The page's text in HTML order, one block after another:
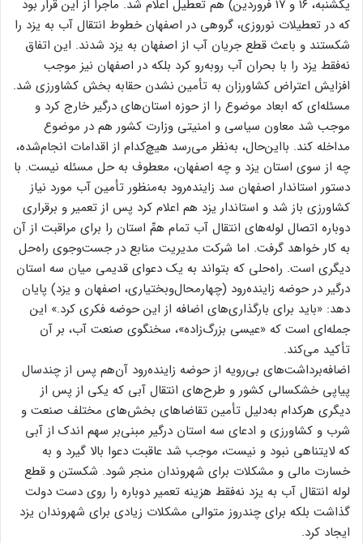
یکشنبه، ۱۶ و ۱۷ فروردین) هم تعطیل اعلام شد. ماجرا از این قرار بود
که در تعطیلات نوروزی، گروهی در اصفهان خطوط انتقال آب به یزد را
شکستند و باعث قطع جریان آب از اصفهان به یزد شدند. این اتفاق
نه‌فقط یزد را با بحران آب روبه‌رو کرد بلکه در اصفهان نیز موجب
افزایش اعتراض کشاورزان به تأمین نشدن حقابه بخش کشاورزی شد.
مسئله‌ای که ابعاد موضوع را از حوزه استان‌های درگیر خارج کرد و
موجب شد معاون سیاسی و امنیتی وزارت کشور هم در موضوع
مداخله کند. بااین‌حال، به‌نظر می‌رسد هیچ‌کدام از اقدامات انجام‌شده،
چه از سوی استان یزد و چه اصفهان، معطوف به حل مسئله نیست. با
دستور استاندار اصفهان سد زاینده‌‍رود به‌منظور تأمین آب مورد نیاز
کشاورزی باز شد و استاندار یزد هم اعلام کرد پس از تعمیر و برقراری
دوباره اتصال لوله‌های انتقال آب تمام همِّ استان را برای مراقبت از آن
به کار خواهد گرفت. اما شرکت مدیریت منابع در جست‌وجوی راه‌حل
دیگری است. راه‌حلی که بتواند به یک دعوای قدیمی میان سه استان
درگیر در حوضه زاینده‌رود (چهارمحال‌وبختیاری، اصفهان و یزد) پایان
دهد: «باید برای بارگذاری‌های اضافه از این حوضه فکری کرد.» این
جمله‌ای است که «عیسی بزرگ‌زاده»، سخنگوی صنعت آب، بر آن
تأکید می‌کند.
اضافه‌برداشت‌های بی‌رویه از حوضه زاینده‌رود آن‌هم پس از چندسال
پیاپی خشکسالی کشور و طرح‌های انتقال آبی که یکی از پس از
دیگری هرکدام به‌دلیل تأمین تقاضا‌های بخش‌های مختلف صنعت و
شرب و کشاورزی و ادعای سه استان درگیر مبنی‌بر سهم اندک از آبی
که لایتناهی نبود و نیست، موجب شد عاقبت دعوا بالا گیرد و به
خسارت مالی و مشکلات برای شهروندان منجر شود. شکستن و قطع
لوله انتقال آب به یزد نه‌فقط هزینه تعمیر دوباره را روی دست دولت
گذاشت بلکه برای چندروز متوالی مشکلات زیادی برای شهروندان یزد
ایجاد کرد.